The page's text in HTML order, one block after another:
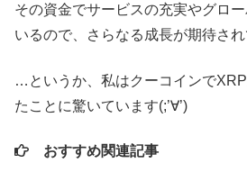
その資金でサービスの充実やグロ
いるので、さらなる成長が期待され
…というか、私はクーコインで
たことに驚いています(;’∀’)
おすすめ関連記事